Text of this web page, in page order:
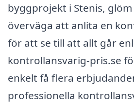
byggprojekt i Stenis,
överväga att anlita en
för att se till att allt går
kontrollansvarig-pris.se
enkelt få flera
professionella